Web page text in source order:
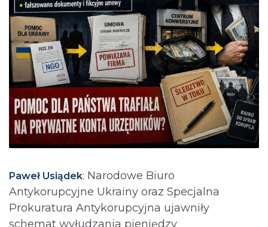
Paweł Usiądek: Narodowe Biuro
Antykorupcyjne Ukrainy oraz Specjalna
Prokuratura Antykorupcyjna ujawniły
schemat wyłudzania pieniędzy